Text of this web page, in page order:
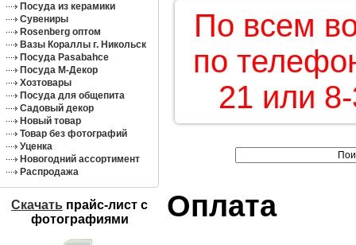
Посуда из керамики
Сувениры
Rosenberg оптом
Вазы Кораллы г. Никольск
Посуда Pasabahce
Посуда М-Декор
Хозтовары
Посуда для общепита
Садовый декор
Новый товар
Товар без фотографий
Уценка
Новогодний ассортимент
Распродажа
Скачать прайс-лист c
фотографиями
По всем
по
21 или
Оплата